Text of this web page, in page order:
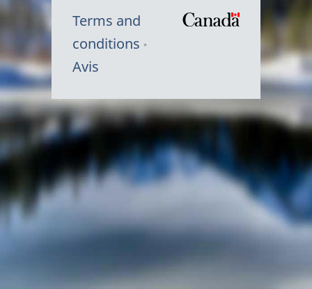
Terms and
conditions
Avis
Symbole
du
Canada